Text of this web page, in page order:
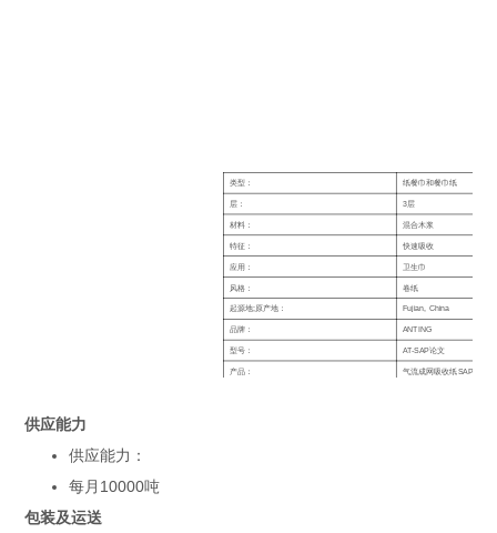
类型： 纸餐巾和餐巾纸
层： 3层
材料： 混合木浆
特征： 快速吸收
应用： 卫生巾
风格： 卷纸
起源地;原产地： Fujian, China
品牌： ANTING
型号： AT-SAP论文
产品： 气流成网吸收纸SAP板供
供应能力
供应能力：
每月10000吨
包装及运送